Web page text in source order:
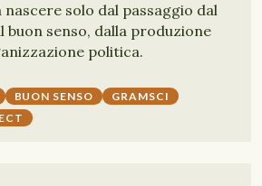
nascere solo dal passaggio dal
buon senso, dalla produzione
politica.
BUON SENSO
GRAMSCI